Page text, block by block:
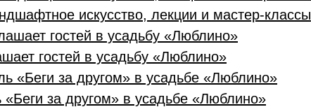
искусство, лекции и мастер-классы
гостей в усадьбу «Люблино»
за другом» в усадьбе «Люблино»